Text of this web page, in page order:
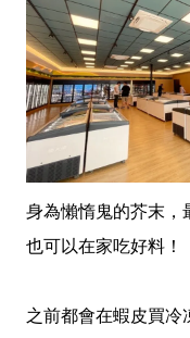
身為懶惰鬼的芥末，
也可以在家吃好料！
之前都會在蝦皮買冷